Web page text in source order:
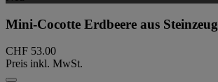
Mini-Cocotte Erdbeere aus Steinzeug
CHF 53.00
Preis inkl. MwSt.